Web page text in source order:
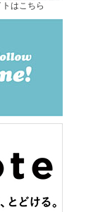
はこちら